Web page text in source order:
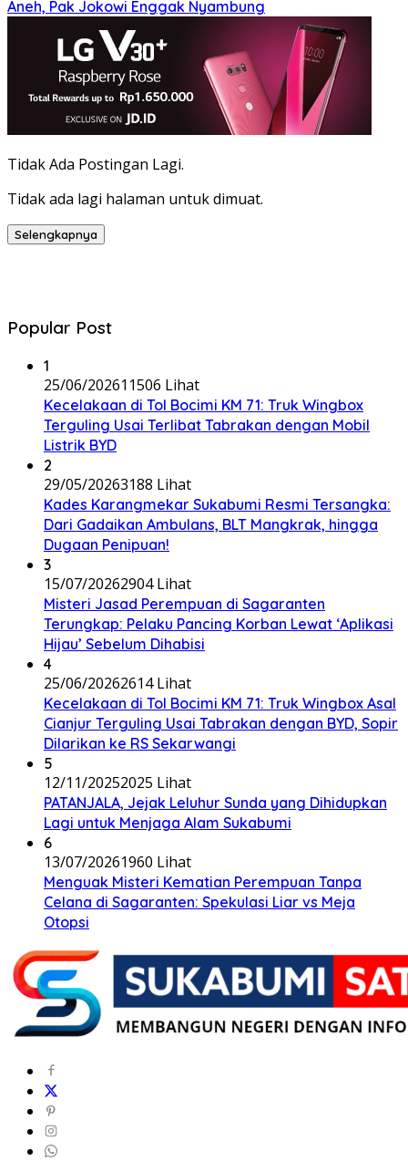
Aneh, Pak Jokowi Enggak Nyambung
Tidak Ada Postingan Lagi.
Tidak ada lagi halaman untuk dimuat.
Selengkapnya
Popular Post
1
25/06/202611506 Lihat
Kecelakaan di Tol Bocimi KM 71: Truk Wingbox
Terguling Usai Terlibat Tabrakan dengan Mobil
Listrik BYD
2
29/05/20263188 Lihat
Kades Karangmekar Sukabumi Resmi Tersangka:
Dari Gadaikan Ambulans, BLT Mangkrak, hingga
Dugaan Penipuan!
3
15/07/20262904 Lihat
Misteri Jasad Perempuan di Sagaranten
Terungkap: Pelaku Pancing Korban Lewat ‘Aplikasi
Hijau’ Sebelum Dihabisi
4
25/06/20262614 Lihat
Kecelakaan di Tol Bocimi KM 71: Truk Wingbox Asal
Cianjur Terguling Usai Tabrakan dengan BYD, Sopir
Dilarikan ke RS Sekarwangi
5
12/11/20252025 Lihat
PATANJALA, Jejak Leluhur Sunda yang Dihidupkan
Lagi untuk Menjaga Alam Sukabumi
6
13/07/20261960 Lihat
Menguak Misteri Kematian Perempuan Tanpa
Celana di Sagaranten: Spekulasi Liar vs Meja
Otopsi